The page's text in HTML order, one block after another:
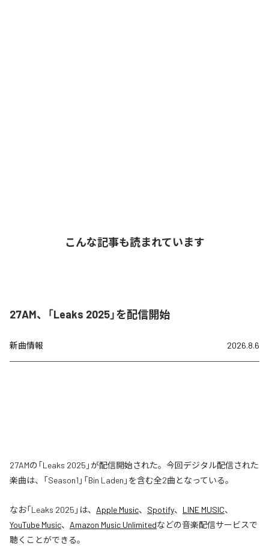
こんな記事も読まれています
27AM、「Leaks 2025」を配信開始
新曲情報 2026.8.6
27AMの「Leaks 2025」が配信開始された。今回デジタル配信された
楽曲は、「Season1」「Bin Laden」を含む全2曲となっている。
なお「Leaks 2025 」は、 Apple Music、 Spotify、 LINE MUSIC、
YouTube Music、 Amazon Music Unlimitedなどの音楽配信サービスで
聴くことができる。